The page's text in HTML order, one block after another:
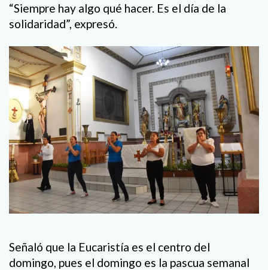
“Siempre hay algo qué hacer. Es el día de la
solidaridad”, expresó.
Señaló que la Eucaristía es el centro del
domingo, pues el domingo es la pascua semanal